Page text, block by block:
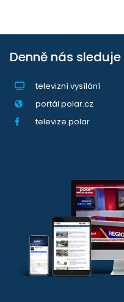
Denně nás sleduje
televizní vysílání
portál polar.cz
televize.polar